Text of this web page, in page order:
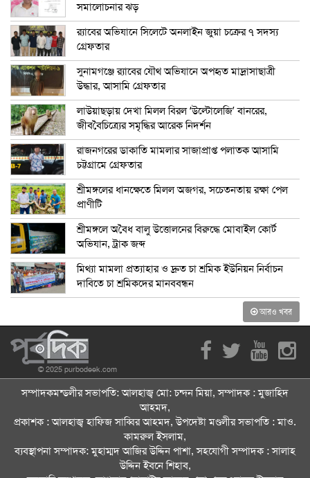
সমালোচনার ঝড়
র‍্যাবের অভিযানে সিলেটে অনলাইন জুয়া চক্রের ৭ সদস্য
গ্রেফতার
সুনামগঞ্জে র‍্যাবের যৌথ অভিযানে অপহৃত মাদ্রাসাছাত্রী
উদ্ধার, আসামি গ্রেফতার
লাউয়াছড়ায় দেখা মিলল বিরল ‘উল্টোলেজি’ বানরের,
জীববৈচিত্র্যের সমৃদ্ধির আরেক নিদর্শন
রাজনগরের ডাকাতি মামলার সাজাপ্রাপ্ত পলাতক আসামি
চট্টগ্রামে গ্রেফতার
শ্রীমঙ্গলের ধানক্ষেতে মিলল অজগর, সচেতনতায় রক্ষা পেল
প্রাণীটি
শ্রীমঙ্গলে অবৈধ বালু উত্তোলনের বিরুদ্ধে মোবাইল কোর্ট
অভিযান, ট্রাক জব্দ
মিথ্যা মামলা প্রত্যাহার ও দ্রুত চা শ্রমিক ইউনিয়ন নির্বাচন
দাবিতে চা শ্রমিকদের মানববন্ধন
আরও খবর
© 2025 purbodeek.com
সম্পাদকমন্ডলীর সভাপতি: আলহাজ্ব মো: চন্দন মিয়া, সম্পাদক : মুজাহিদ
আহমদ,
প্রকাশক : আলহাজ্ব হাফিজ সাব্বির আহমদ, উপদেষ্টা মণ্ডলীর সভাপতি : মাও.
কামরুল ইসলাম,
ব্যবস্থাপনা সম্পাদক: মুহাম্মদ আজির উদ্দিন পাশা, সহযোগী সম্পাদক : সালাহ
উদ্দিন ইবনে শিহাব,